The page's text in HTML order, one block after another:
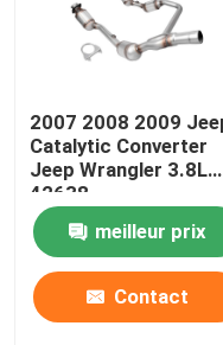
Amortisseur
Conseils pour
DPF DOC SCR
2007 2008 2009
Catalytic Converter
Jeep Wrangler 3.8L
42638
meilleur prix
Contact